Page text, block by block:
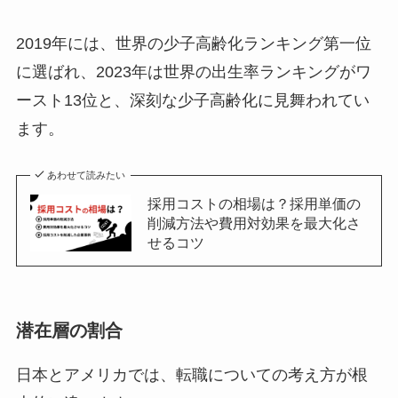
2019年には、世界の少子高齢化ランキング第一位
に選ばれ、2023年は世界の出生率ランキングがワ
ースト13位と、深刻な少子高齢化に見舞われてい
ます。
あわせて読みたい
採用コストの相場は？採用単価の
削減方法や費用対効果を最大化さ
せるコツ
潜在層の割合
日本とアメリカでは、転職についての考え方が根